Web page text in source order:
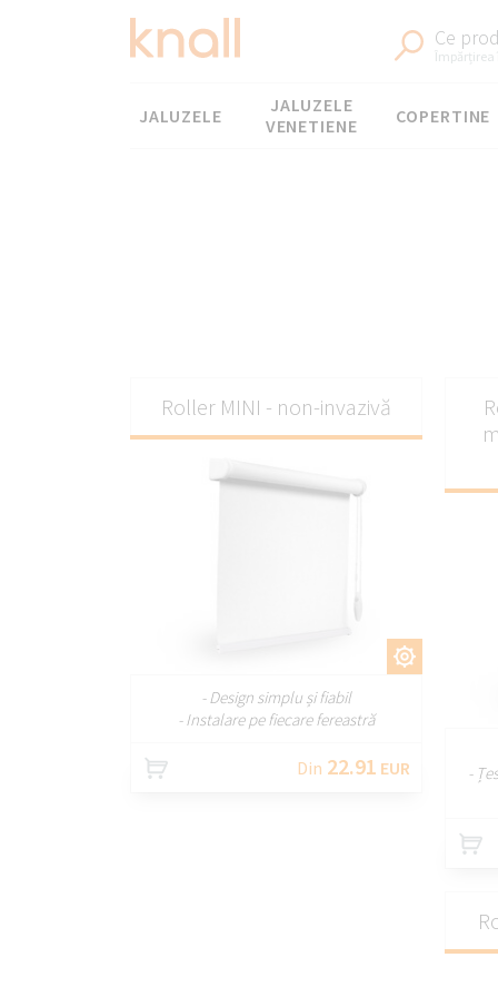
Ce
Meniul
JALUZELE
JALUZELE
VENETIENE
COPERTINE
Roller MINI - non-invazivă
- Design simplu și fiabil
- Instalare pe fiecare fereastră
Din 22.91 EUR -